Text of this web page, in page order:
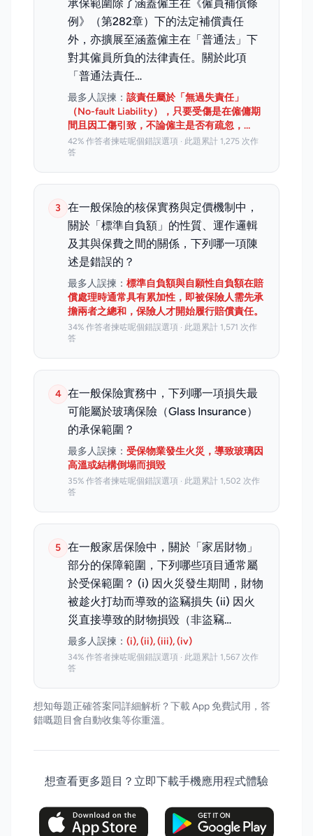
承保範圍除了涵蓋僱主在《僱員補償條
例》（第282章）下的法定補償責任
外，亦擴展至涵蓋僱主在「普通法」下
對其僱員所負的法律責任。關於此項
「普通法責任…
最多人誤揀： 該責任屬於「無過失責任」
（No-fault Liability），只要受傷是在僱傭期
間且因工傷引致，不論僱主是否有疏忽，…
42% 作答者揀咗呢個錯誤選項 · 此題累計 1,275 次作
答
3
在一般保險的核保實務與定價機制中，
關於「標準自負額」的性質、運作邏輯
及其與保費之間的關係，下列哪一項陳
述是錯誤的？
最多人誤揀： 標準自負額與自願性自負額在賠
償處理時通常具有累加性，即被保險人需先承
擔兩者之總和，保險人才開始履行賠償責任。
34% 作答者揀咗呢個錯誤選項 · 此題累計 1,571 次作
答
4 在一般保險實務中，下列哪一項損失最
可能屬於玻璃保險（Glass Insurance）
的承保範圍？
最多人誤揀： 受保物業發生火災，導致玻璃因
高溫或結構倒塌而損毀
35% 作答者揀咗呢個錯誤選項 · 此題累計 1,502 次作
答
5 在一般家居保險中，關於「家居財物」
部分的保障範圍，下列哪些項目通常屬
於受保範圍？ (i) 因火災發生期間，財物
被趁火打劫而導致的盜竊損失 (ii) 因火
災直接導致的財物損毀（非盜竊…
最多人誤揀： (i), (ii), (iii), (iv)
34% 作答者揀咗呢個錯誤選項 · 此題累計 1,567 次作
答
想知每題正確答案同詳細解析？下載 App 免費試用，答
錯嘅題目會自動收集等你重溫。
想查看更多題目？立即下載手機應用程式體驗